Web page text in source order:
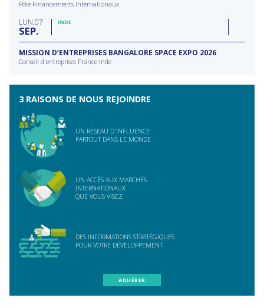
Pôle Financements Internationaux
LUN 07
SEP
INDE
MISSION D’ENTREPRISES BANGALORE SPACE EXPO 2026
Conseil d'entreprises France-Inde
3 RAISONS DE NOUS REJOINDRE
UN RÉSEAU D'INFLUENCE
PARTOUT DANS LE MONDE
UN ACCÈS AUX MARCHÉS
INTERNATIONAUX
QUE VOUS VISEZ
DES INFORMATIONS STRATÉGIQUES
POUR VOTRE DÉVELOPPEMENT
ADHÉRER